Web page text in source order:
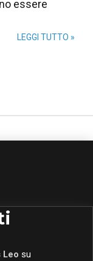
essere
LEGGI TUTTO »
Leo su